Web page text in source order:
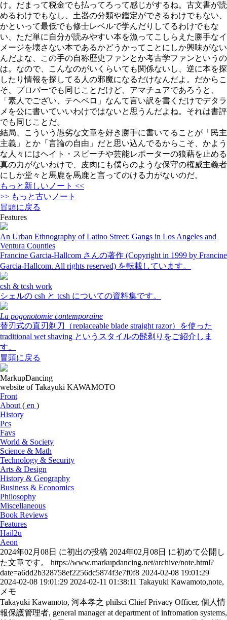
け。だまって税金でも払ってろって感じがするね。古文書が読
めるわけでもなし、土器の分類や鑑定ができるわけでもない、
かといって最低でも修士レベルで学んだりしてるわけでもな
い、ただ単に自分が読みやすい本を漁ってこしらえた勝手なイ
メージを壊さない本であるかどうかってことにしか興味がない
んだよな、この手の自称歴史ファンとか考古学ファンというの
は。なので、こんなのがいくらいても関係ないし、逆に本を探
したり情報を探してる人の邪魔になるだけなんだよ。だからこ
そ、プロパーでも同じことだけど、アマチュアであろうと、
「素人でござい、テヘペロ」なんて言い訳を書くだけでデタラ
メを公に書いていいわけではないと思うんだよね。それは書評
でも同じことだ。
結局、こういう愚劣な文章を好き勝手に書いてることが「民主
主義」とか「言論の自由」だと思い込んでるからこそ、かよう
な人々にはヘイト・スピーチや芸能レポーターの狼藉を止める
真の力がないわけで、皮肉にも僕らのような保守の権威主義者
にしか堂々と馬鹿を馬鹿と言ってのける力がないのだ。
もっと新しいノート <<
>> もっと古いノート
冒頭に戻る
Features
An Urban Ethnography of Latino Street: Gangs in Los Angeles and
Ventura Counties
Francine Garcia-Hallcom さんの著作 (Copyright in 1999 by Francine
Garcia-Hallcom. All rights reserved) を転載しています。
csh & tcsh work
シェルの csh と tcsh についての資料集です。
La pogonotomie contemporaine
替刃式の直刃剃刀（replaceable blade straight razor）を使った
traditional wet shaving というスタイルの髭剃りをご紹介しま
す。
冒頭に戻る
MarkupDancing
website of Takayuki KAWAMOTO
Front
About ( en )
History
Pcs
Favs
World & Society
Science & Math
Technology & Security
Arts & Design
History & Geography
Business & Economics
Philosophy
Miscellaneous
Book Reviews
Features
Hail2u
Aeon
2024年02月08日 に初出の投稿 2024年02月08日 に初めて公開し
た文章です。
https://www.markupdancing.net/archive/note.html?
date=a6dd2b328758ef2256dc5874f3e7f0f8 2024-02-08 19:01:29
2024-02-08 19:01:29 2024-02-11 01:38:11 Takayuki Kawamoto,note,
メモ
Takayuki Kawamoto, 河本孝之 philsci Chief Privacy Officer, 個人情
報保護管理者, general manager at department of infromation systems,